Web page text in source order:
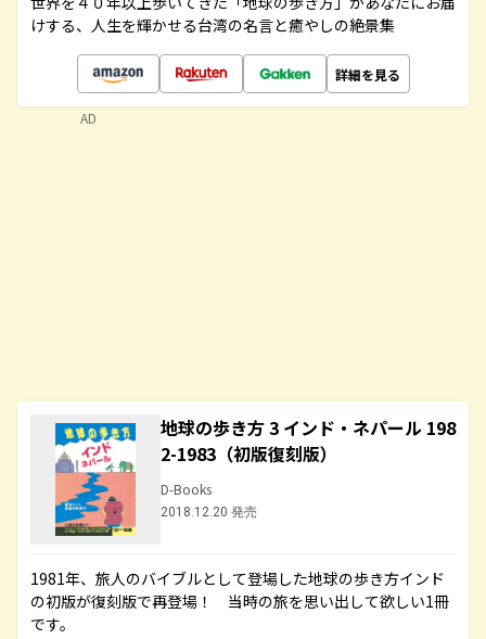
けする、人生を輝かせる台湾の名言と癒やしの絶景集
詳細を見る
地球の歩き方 3 インド・ネパール 198
2-1983（初版復刻版）
D-Books
2018.12.20 発売
1981年、旅人のバイブルとして登場した地球の歩き方インド
の初版が復刻版で再登場！ 当時の旅を思い出して欲しい1冊
です。
AD